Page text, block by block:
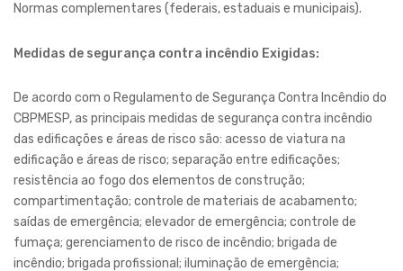
Normas complementares (federais, estaduais e municipais).
Medidas de segurança contra incêndio Exigidas:
De acordo com o Regulamento de Segurança Contra Incêndio do
CBPMESP, as principais medidas de segurança contra incêndio
das edificações e áreas de risco são: acesso de viatura na
edificação e áreas de risco; separação entre edificações;
resistência ao fogo dos elementos de construção;
compartimentação; controle de materiais de acabamento;
saídas de emergência; elevador de emergência; controle de
fumaça; gerenciamento de risco de incêndio; brigada de
incêndio; brigada profissional; iluminação de emergência;